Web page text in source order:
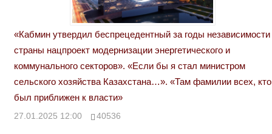
«Кабмин утвердил беспрецедентный за годы независимости
страны нацпроект модернизации энергетического и
коммунального секторов». «Если бы я стал министром
сельского хозяйства Казахстана…». «Там фамилии всех, кто
был приближен к власти»
27.01.2025 12:00 40536